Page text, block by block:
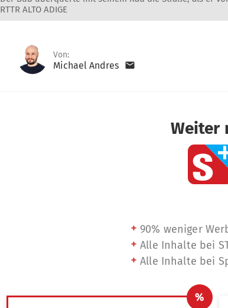
RTTR ALTO ADIGE
Von:
Michael Andres